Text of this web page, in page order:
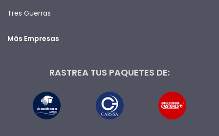
Tres Guerras
Más Empresas
RASTREA TUS PAQUETES DE: